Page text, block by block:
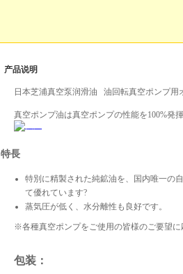
产品说明
日本芝浦真空泵润滑油 油回転真空ポンプ用
真空ポンプ油は真空ポンプの性能を100%発
特長
特別に精製された純鉱油を、国内唯一の
て優れています?
蒸気圧が低く、水分離性も良好です。
※各種真空ポンプをご使用の皆様のご要望
包装：